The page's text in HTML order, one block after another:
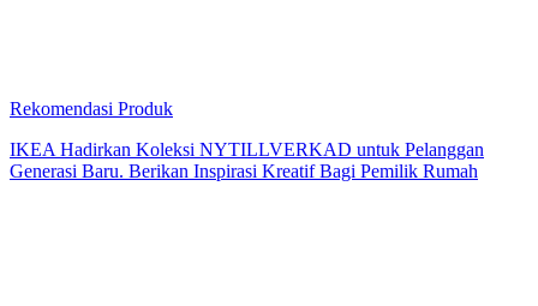
Rekomendasi Produk
IKEA Hadirkan Koleksi NYTILLVERKAD untuk Pelanggan
Generasi Baru. Berikan Inspirasi Kreatif Bagi Pemilik Rumah